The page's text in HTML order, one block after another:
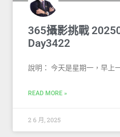
365攝影挑戰
Day3422
說明： 今天是星期一，早上
READ MORE »
2 6 月, 2025